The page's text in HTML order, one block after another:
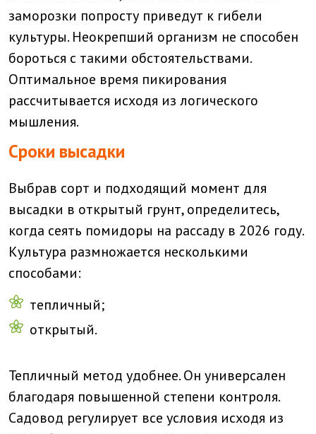
заморозки попросту приведут к гибели
культуры. Неокрепший организм не способен
бороться с такими обстоятельствами.
Оптимальное время пикирования
рассчитывается исходя из логического
мышления.
Сроки высадки
Выбрав сорт и подходящий момент для
высадки в открытый грунт, определитесь,
когда сеять помидоры на рассаду в 2026 году.
Культура размножается несколькими
способами:
тепличный;
открытый.
Тепличный метод удобнее. Он универсален
благодаря повышенной степени контроля.
Садовод регулирует все условия исходя из